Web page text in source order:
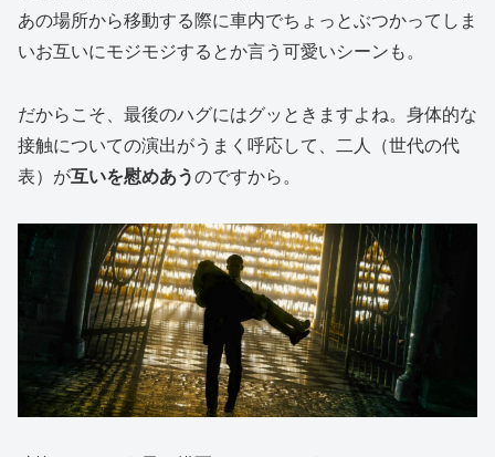
あの場所から移動する際に車内でちょっとぶつかってしま
いお互いにモジモジするとか言う可愛いシーンも。
だからこそ、最後のハグにはグッときますよね。身体的な
接触についての演出がうまく呼応して、二人（世代の代
表）が互いを慰めあうのですから。